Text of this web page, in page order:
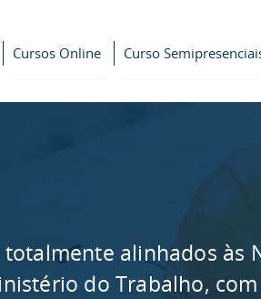
Cursos Online Curso
totalmente alinhados às
do Trabalho,